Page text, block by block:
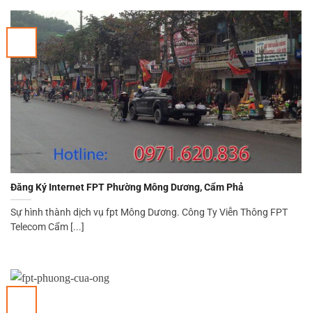
Đăng Ký Internet FPT Phường Mông Dương, Cẩm Phả
Sự hình thành dịch vụ fpt Mông Dương. Công Ty Viễn Thông FPT
Telecom Cẩm [...]